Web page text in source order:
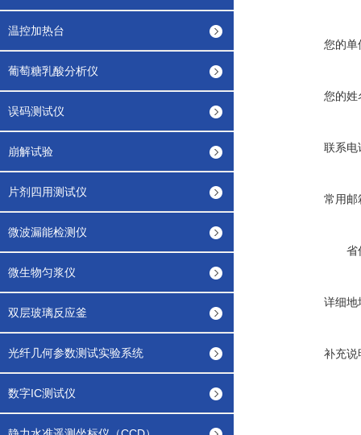
温控加热台
葡萄糖乳酸分析仪
误码测试仪
崩解试验
片剂四用测试仪
微波漏能检测仪
微生物匀浆仪
双层玻璃反应釜
光纤几何参数测试实验系统
数字IC测试仪
您的单
您的姓
联系电
常用邮
省
详细地
补充说